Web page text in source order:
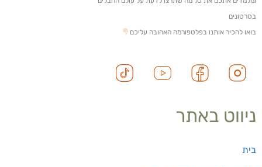
בסרטונים
בואו להכיר אותנו בפלטפורמה האהובה עליכם
ניווט באתר
בית